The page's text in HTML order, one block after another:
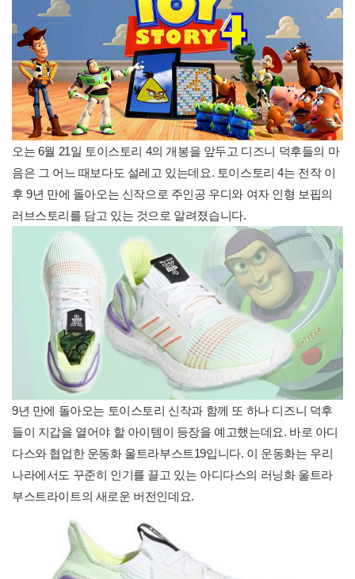
오는 6월 21일 토이스토리 4의 개봉을 앞두고 디즈니 덕후들의 마
음은 그 어느 때보다도 설레고 있는데요. 토이스토리 4는 전작 이
후 9년 만에 돌아오는 신작으로 주인공 우디와 여자 인형 보핍의
러브스토리를 담고 있는 것으로 알려졌습니다.
9년 만에 돌아오는 토이스토리 신작과 함께 또 하나 디즈니 덕후
들이 지갑을 열어야 할 아이템이 등장을 예고했는데요. 바로 아디
다스와 협업한 운동화 울트라부스트19입니다. 이 운동화는 우리
나라에서도 꾸준히 인기를 끌고 있는 아디다스의 러닝화 울트라
부스트라이트의 새로운 버전인데요.